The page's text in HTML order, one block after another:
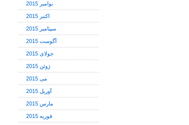
نوامبر 2015
اکتبر 2015
سپتامبر 2015
آگوست 2015
جولای 2015
ژوئن 2015
می 2015
آوریل 2015
مارس 2015
فوریه 2015